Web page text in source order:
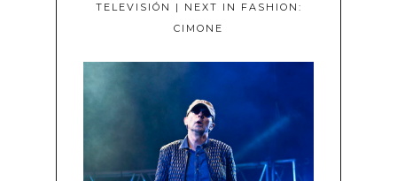
TELEVISIÓN | NEXT IN FASHION:
CIMONE